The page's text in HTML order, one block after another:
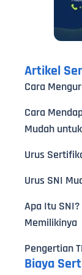
Artikel
Cara
Cara
Mudah
Urus
Urus SNI
Apa Itu
Memilikinya
Pengertian
Biaya